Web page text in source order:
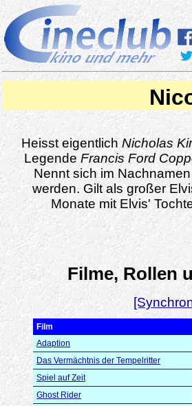
Heisst eigentlichNicholas
Legende Francis Ford
Nennt sich im Nachnamen
werden. Gilt als großer
Monate mit Elvis'
Filme, Rollen
Film
Adaption
Das Vermächtnis der Tempelritter
Spiel auf Zeit
Ghost Rider